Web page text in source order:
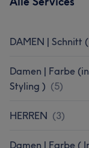
DAMEN | Schnitt
Damen | Farbe
Styling ) (5)
HERREN (3)
Damen | Farbe (